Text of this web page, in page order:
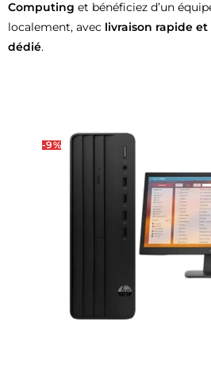
Computing et bénéficiez d’un
localement, avec livraison rapide
dédié.
-9%